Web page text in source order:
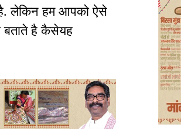
है. लेकिन हम आपको ऐसे
है कैसेयह